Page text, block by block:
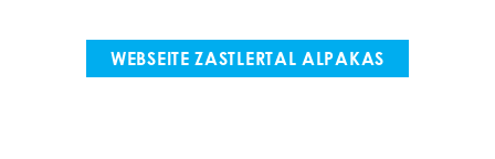
WEBSEITE ZASTLERTAL ALPAKAS